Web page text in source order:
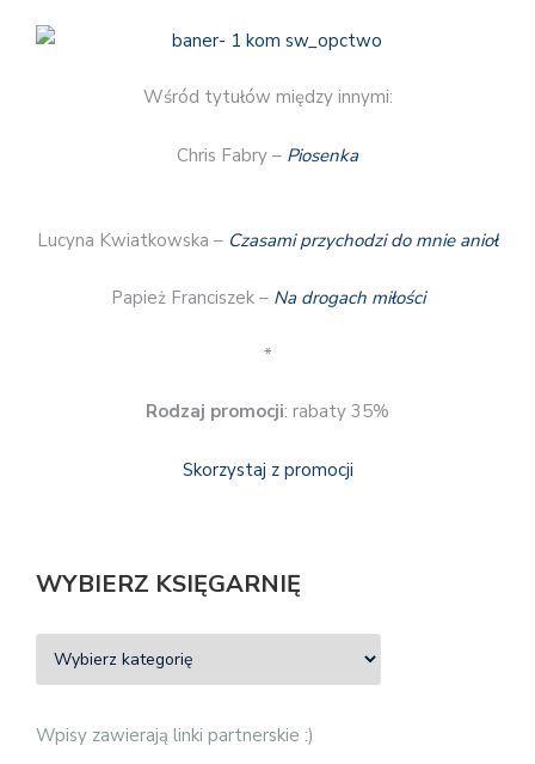
Wśród tytułów między innymi:
Chris Fabry – Piosenka
Lucyna Kwiatkowska – Czasami przychodzi do mnie anioł
Papież Franciszek – Na drogach miłości
*
Rodzaj promocji: rabaty 35%
Skorzystaj z promocji
WYBIERZ KSIĘGARNIĘ
Wpisy zawierają linki partnerskie :)